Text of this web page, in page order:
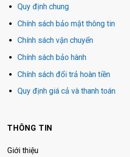
Quy định chung
Chính sách bảo mật thông tin
Chính sách vận chuyển
Chính sách bảo hành
Chính sách đổi trả hoàn tiền
Quy định giá cả và thanh toán
THÔNG TIN
Giới thiệu